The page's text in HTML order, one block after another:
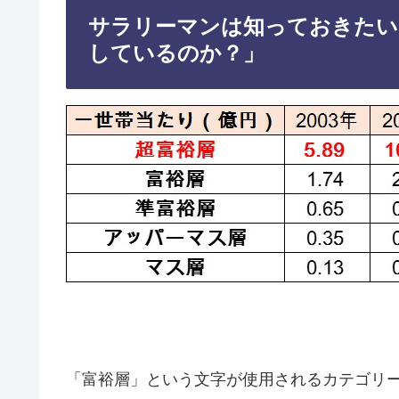
サラリーマンは知っておきた
しているのか？」
「富裕層」という文字が使用されるカテゴリ